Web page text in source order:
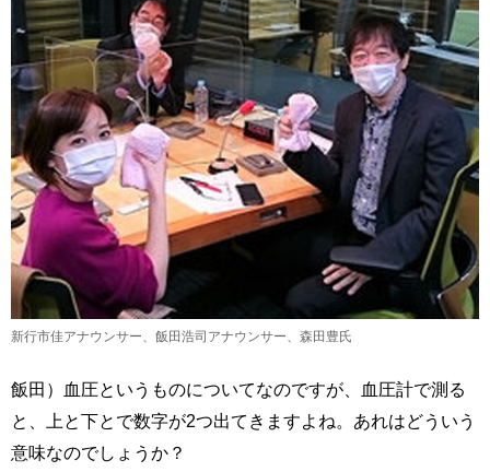
新行市佳アナウンサー、飯田浩司アナウンサー、森田豊氏
飯田）血圧というものについてなのですが、血圧計で測る
と、上と下とで数字が2つ出てきますよね。あれはどういう
意味なのでしょうか？